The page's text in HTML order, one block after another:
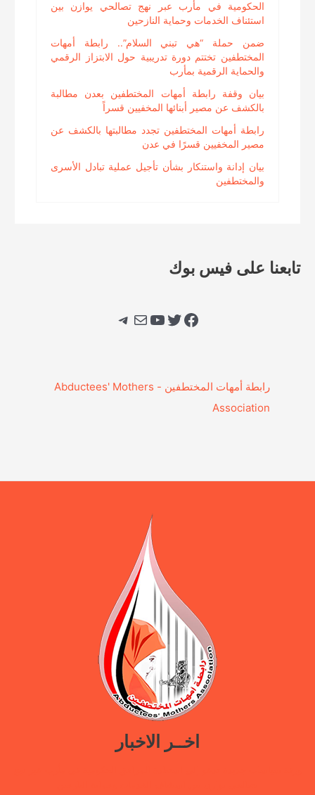
الحكومية في مأرب عبر نهج تصالحي يوازن بين
استئناف الخدمات وحماية النازحين
ضمن حملة “هي تبني السلام”.. رابطة أمهات
المختطفين تختتم دورة تدريبية حول الابتزاز الرقمي
والحماية الرقمية بمأرب
بيان وقفة رابطة أمهات المختطفين بعدن مطالبة
بالكشف عن مصير أبنائها المخفيين قسراً
رابطة أمهات المختطفين تجدد مطالبتها بالكشف عن
مصير المخفيين قسرًا في عدن
بيان إدانة واستنكار بشأن تأجيل عملية تبادل الأسرى
والمختطفين
تابعنا على فيس بوك
فيسبوك تويتر يوتيوببريد تيليجرام
‎رابطة أمهات المختطفين - Abductees' Mothers
Association‎
اخــر الاخبار